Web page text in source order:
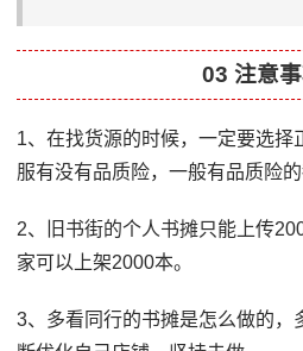
03 注意
1、在找货源的时候，一定要选择
服有没有品质险，一般有品质险的
2、旧书街的个人书摊只能上传
家可以上架2000本。
3、多看同行的书摊是怎么做的，